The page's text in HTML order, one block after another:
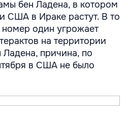
бен Ладена, в котором
США в Ираке растут. В то
один угрожает
на территории
причина, по
в США не было